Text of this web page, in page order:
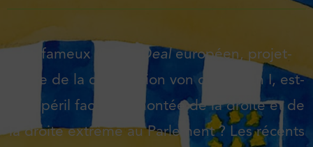
Le fameux Green Dealeuropéen, projet-
phare de la commission von der Leyen I, est-
il en péril face à la montée de la droite et de
la droite extrême au Parlement ? Les récents